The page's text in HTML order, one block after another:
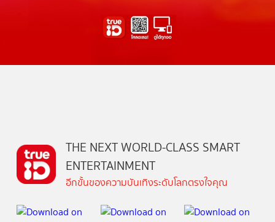
THE NEXT WORLD-CLASS SMART
ENTERTAINMENT
อีกขั้นของความบันเทิงระดับโลกตรงใจคุณ